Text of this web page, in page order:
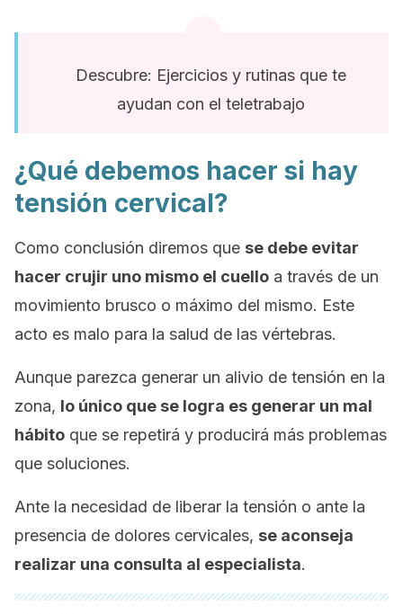
Descubre: Ejercicios y rutinas que te
ayudan con el teletrabajo
¿Qué debemos hacer si hay
tensión cervical?
Como conclusión diremos que se debe evitar
hacer crujir uno mismo el cuello a través de un
movimiento brusco o máximo del mismo. Este
acto es malo para la salud de las vértebras.
Aunque parezca generar un alivio de tensión en la
zona, lo único que se logra es generar un mal
hábito que se repetirá y producirá más problemas
que soluciones.
Ante la necesidad de liberar la tensión o ante la
presencia de dolores cervicales, se aconseja
realizar una consulta al especialista.